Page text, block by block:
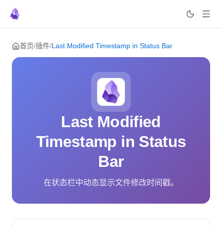
Skip to content
首页/插件/Last Modified Timestamp in Status Bar
Last Modified
Timestamp in Status
Bar
在状态栏中动态显示文件修改时间戳。